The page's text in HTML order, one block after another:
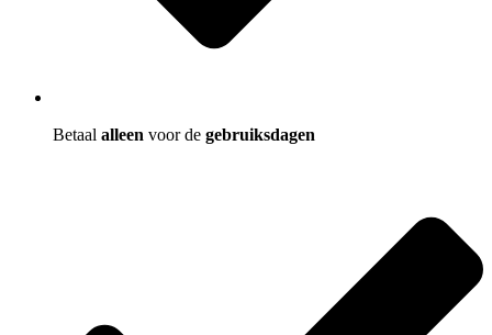
Betaal alleen voor de gebruiksdagen